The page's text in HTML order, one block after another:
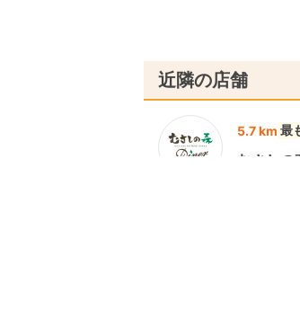
近隣の店舗
5.7 km 最
むさし